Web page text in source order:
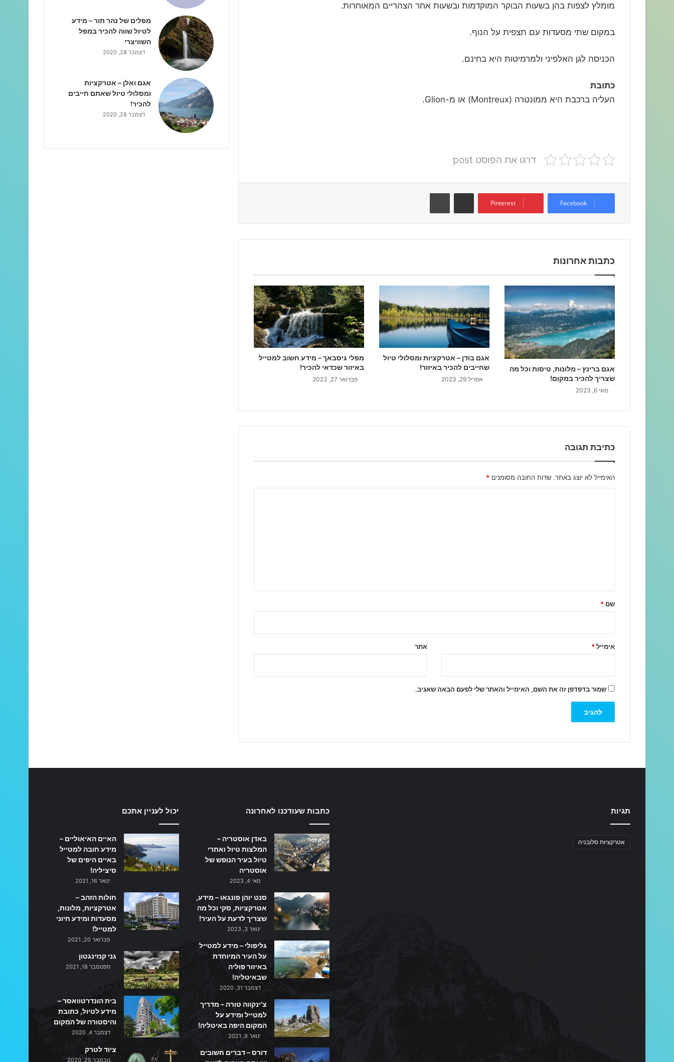
מומלץ לצפות בהן בשעות הבוקר המוקדמות ובשעות אחר הצהריים המאוחרות.
במקום שתי מסעדות עם תצפית על הנוף.
הכניסה לגן האלפיני ולמרמיטות היא בחינם.
כתובת
העליה ברכבת היא ממונטרה (Montreux) או מ-Glion.
דרגו את הפוסט post
Facebook
Pinterest
כתבות אחרונות
אגם ברינץ – מלונות, טיסות וכל מה
שצריך להכיר במקום!
מאי 6, 2023
אגם בודן – אטרקציות ומסלולי טיול
שחייבים להכיר באיזור!
אפריל 29, 2023
מפלי גיסבאך – מידע חשוב למטייל
באיזור שכדאי להכיר!
פברואר 27, 2023
כתיבת תגובה
האימייל לא יוצג באתר. שדות החובה מסומנים *
ל
שם *
אימייל* אתר
שמור בדפדפן זה את השם, האימייל והאתר שלי לפעם הבאה שאגיב.
מפלים של נהר תור – מידע
לטיול שווה להכיר במפל
השוויצרי
דצמבר 28, 2020
אגם ואלן – אטרקציות
ומסלולי טיול שאתם חייבים
להכיר!
דצמבר 28, 2020
תגיות
אטרקציות סלובניה
כתבות שעודכנו לאחרונה
באדן אוסטריה –
המלצות טיול ואתרי
טיול בעיר הנופש של
אוסטריה
מאי 4, 2023
סנט יוהן פונגאו – מידע,
אטרקציות, סקי וכל מה
שצריך לדעת על העיר!
ינואר 3, 2023
גליפולי – מידע למטייל
על העיר המיוחדת
באיזור פוליה
שבאיטליה!
דצמבר 31, 2020
צ'ינקווה טורה – מדריך
למטייל ומידע על
המקום היפה באיטליה!
ינואר 9, 2021
דורס – דברים חשובים
יכול לעניין אתכם
האיים האיאוליים –
מידע חובה למטייל
באיים היפים של
סיציליה!
ינואר 16, 2021
חולות הזהב –
אטרקציות, מלונות,
מסעדות ומידע חיוני
למטייל!
פברואר 20, 2021
גני קנזינגטון
ספטמבר 18, 2021
בית הונדרטוואסר –
מידע לטיול, כתובת
והיסטורה של המקום
דצמבר 4, 2020
ציוד לטרק
נובמבר 25, 2020